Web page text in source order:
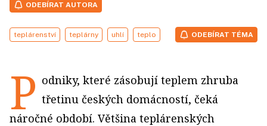
ODEBÍRAT AUTORA
teplárenství teplárny uhlí teplo ODEBÍRAT TÉMA
P odniky, které zásobují teplem zhruba
třetinu českých do­mácností, čeká
náročné období. Většina teplárenských